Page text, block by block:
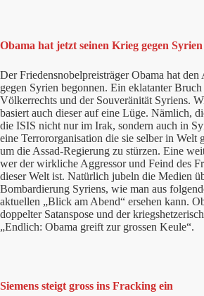
Obama hat jetzt seinen Krieg gegen Syrien
Der Friedensnobelpreisträger Obama hat
gegen Syrien begonnen. Ein eklatanter Bruch
Völkerrechts und der Souveränität Syriens.
basiert auch dieser auf eine Lüge. Nämlich,
die ISIS nicht nur im Irak, sondern auch in
eine Terrororganisation die sie selber in Welt
um die Assad-Regierung zu stürzen. Eine
wer der wirkliche Aggressor und Feind des
dieser Welt ist. Natürlich jubeln die Medien
Bombardierung Syriens, wie man aus
aktuellen „Blick am Abend“ ersehen kann.
doppelter Satanspose und der
„Endlich: Obama greift zur grossen Keule“.
Siemens steigt gross ins Fracking ein